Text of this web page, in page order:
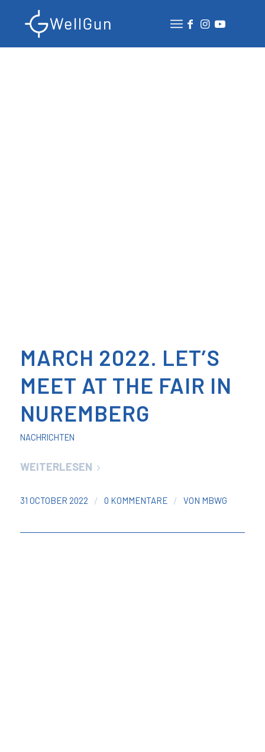
MARCH 2022. LET’S
MEET AT THE FAIR IN
NUREMBERG
NACHRICHTEN
WEITERLESEN
31 OCTOBER 2022 / 0 KOMMENTARE / VON MBWG